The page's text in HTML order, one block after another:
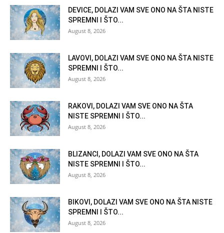
DEVICE, DOLAZI VAM SVE ONO NA ŠTA NISTE
SPREMNI I ŠTO...
August 8, 2026
LAVOVI, DOLAZI VAM SVE ONO NA ŠTA NISTE
SPREMNI I ŠTO...
August 8, 2026
RAKOVI, DOLAZI VAM SVE ONO NA ŠTA
NISTE SPREMNI I ŠTO...
August 8, 2026
BLIZANCI, DOLAZI VAM SVE ONO NA ŠTA
NISTE SPREMNI I ŠTO...
August 8, 2026
BIKOVI, DOLAZI VAM SVE ONO NA ŠTA NISTE
SPREMNI I ŠTO...
August 8, 2026